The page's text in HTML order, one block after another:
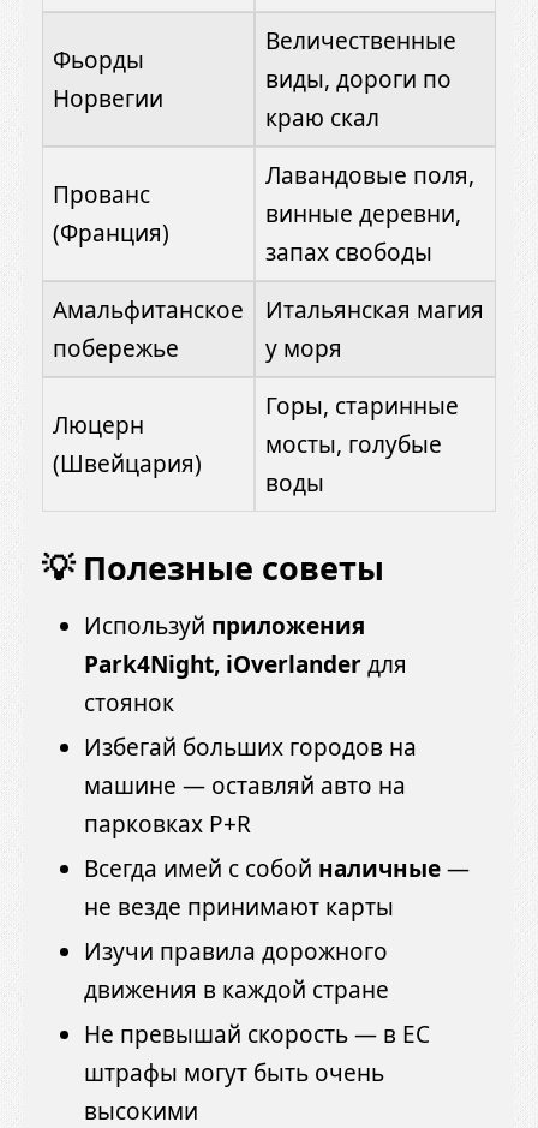
Фьорды
Норвегии
Величественные
виды, дороги по
краю скал
Прованс
(Франция)
Лавандовые поля,
винные деревни,
запах свободы
Амальфитанское
побережье
Итальянская магия
у моря
Люцерн
(Швейцария)
Горы, старинные
мосты, голубые
воды
💡 Полезные советы
Используй приложения
Park4Night, iOverlanderдля
стоянок
Избегай больших городов на
машине — оставляй авто на
парковках P+R
Всегда имей с собой наличные—
не везде принимают карты
Изучи правила дорожного
движения в каждой стране
Не превышай скорость — в ЕС
штрафы могут быть очень
высокими